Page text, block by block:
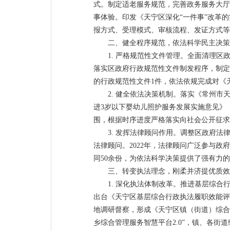
式。制定适老服务规范，完善政务服务大
事体验。印发《天宁区深化“一件事”改革
报方式、受理模式、审核流程、发证方式
二、健全程序规范，依法科学民主决策
1. 严格规范性文件管理。全面清理区
落实区政府行政规范性文件制发程序，制
的行政规范性文件1件，依法依规完成对
2. 健全依法决策机制。落实《常州市
进3岁以下婴幼儿照护服务发展实施意见
围，根据时序进度严格落实向社会公开征
3. 发挥法律顾问作用。调整区政府法
法律顾问。2022年，法律顾问广泛参与政
同50余份，为依法科学决策提供了强有力
三、转变执法理念，刚柔并济提优质效
1. 深化执法体制改革。推进基层综合
出台《天宁区基层综合行政执法履职效能
地调研督察，形成《天宁区镇（街道）综
乡综合管理服务智慧平台2.0”，镇、各街